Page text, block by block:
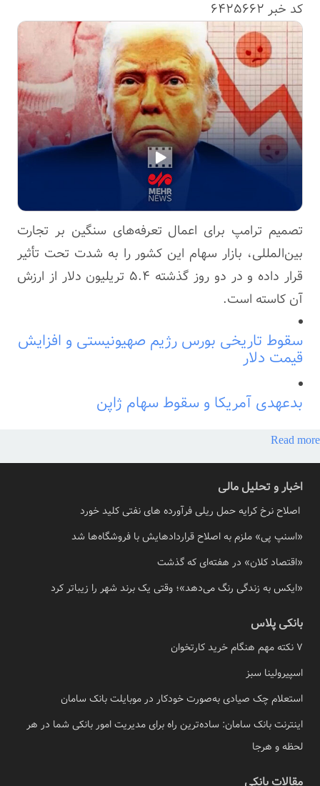
کد خبر 6425662
تصمیم ترامپ برای اعمال تعرفه‌های سنگین بر تجارت
بین‌المللی، بازار سهام این کشور را به شدت تحت تأثیر
قرار داده و در دو روز گذشته ۵.۴ تریلیون دلار از ارزش
آن کاسته است.
سقوط تاریخی بورس رژیم صهیونیستی و افزایش
قیمت دلار
بدعهدی آمریکا و سقوط سهام ژاپن
Read more
اخبار و تحلیل مالی
اصلاح نرخ کرایه حمل ریلی فرآورده های نفتی کلید خورد
«اسنپ پی» ملزم به اصلاح قراردادهایش با فروشگاه‌ها شد
«اقتصاد کلان» در هفته‌ای که گذشت
«ایکس به زندگی رنگ می‌دهد»؛ وقتی یک برند شهر را زیباتر کرد
بانکی پلاس
7 نکته مهم هنگام خرید کارتخوان
اسپیرولینا سبز
استعلام چک صیادی به‌صورت خودکار در موبایلت بانک سامان
اینترنت بانک سامان: ساده‌ترین راه برای مدیریت امور بانکی شما در هر
لحظه و هرجا
مقالات بانکی